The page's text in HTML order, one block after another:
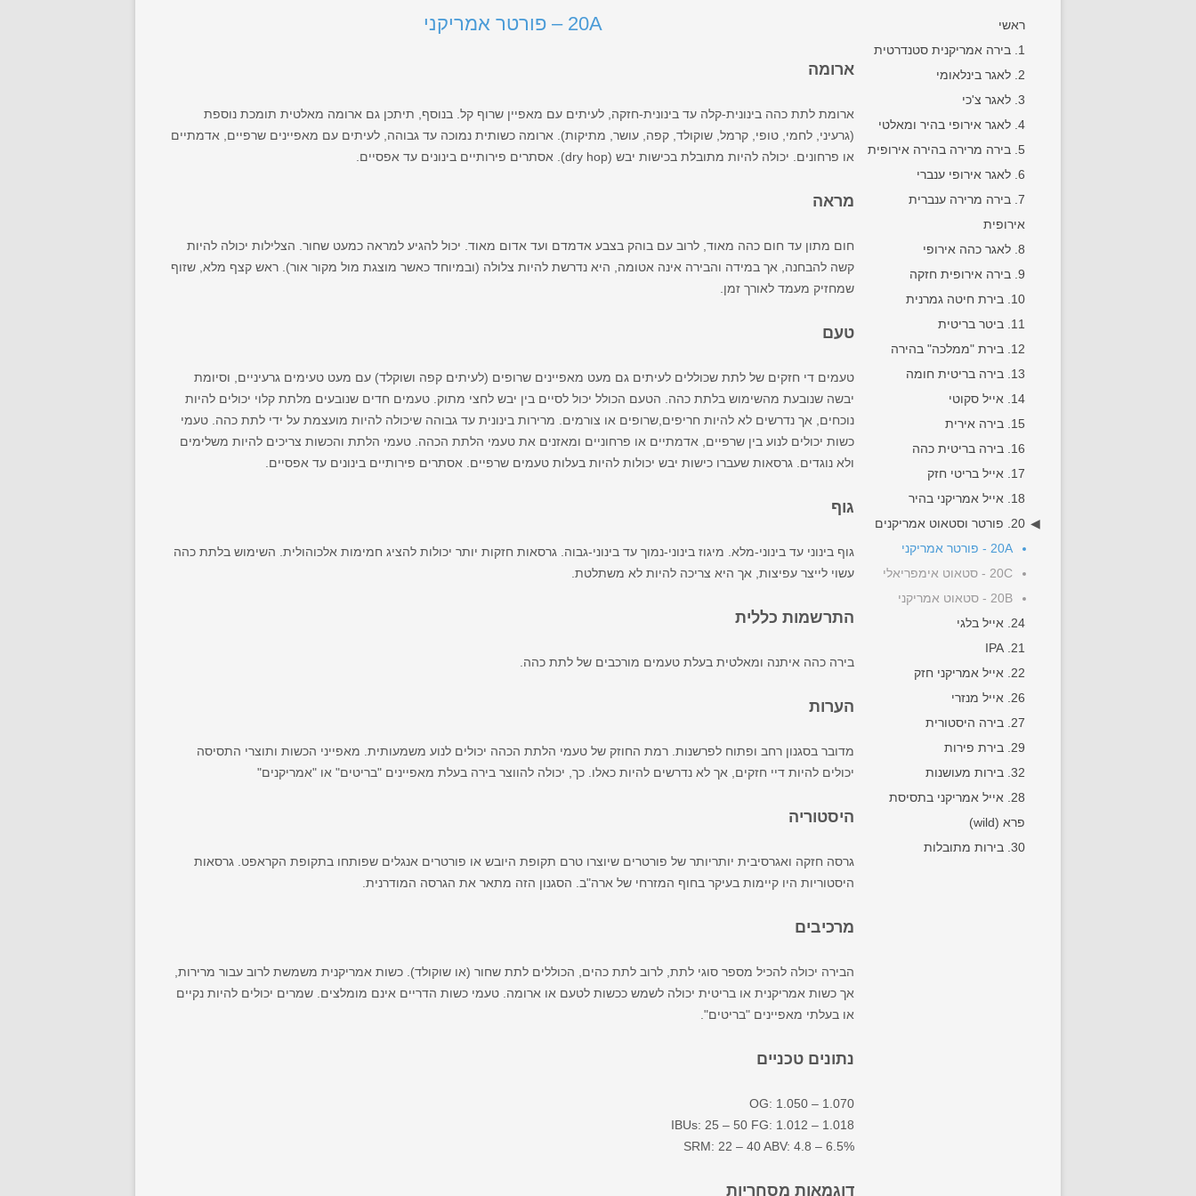
ראשי
1. בירה אמריקנית סטנדרטית
2. לאגר בינלאומי
3. לאגר צ'כי
4. לאגר אירופי בהיר ומאלטי
5. בירה מרירה בהירה אירופית
6. לאגר אירופי ענברי
7. בירה מרירה ענברית
אירופית
8. לאגר כהה אירופי
9. בירה אירופית חזקה
10. בירת חיטה גמרנית
11. ביטר בריטית
12. בירת "ממלכה" בהירה
13. בירה בריטית חומה
14. אייל סקוטי
15. בירה אירית
16. בירה בריטית כהה
17. אייל בריטי חזק
18. אייל אמריקני בהיר
20. פורטר וסטאוט אמריקנים
20A - פורטר אמריקני
20C - סטאוט אימפריאלי
20B - סטאוט אמריקני
24. אייל בלגי
21. IPA
22. אייל אמריקני חזק
26. אייל מנזרי
27. בירה היסטורית
29. בירת פירות
32. בירות מעושנות
28. אייל אמריקני בתסיסת
פרא (wild)
30. בירות מתובלות
20A – פורטר אמריקני
ארומה
ארומת לתת כהה בינונית-קלה עד בינונית-חזקה, לעיתים עם מאפיין שרוף קל. בנוסף, תיתכן גם ארומה מאלטית תומכת נוספת
(גרעיני, לחמי, טופי, קרמל, שוקולד, קפה, עושר, מתיקות). ארומה כשותית נמוכה עד גבוהה, לעיתים עם מאפיינים שרפיים, אדמתיים
או פרחונים. יכולה להיות מתובלת בכישות יבש (dry hop). אסתרים פירותיים בינונים עד אפסיים.
מראה
חום מתון עד חום כהה מאוד, לרוב עם בוהק בצבע אדמדם ועד אדום מאוד. יכול להגיע למראה כמעט שחור. הצלילות יכולה להיות
קשה להבחנה, אך במידה והבירה אינה אטומה, היא נדרשת להיות צלולה (ובמיוחד כאשר מוצגת מול מקור אור). ראש קצף מלא, שזוף
שמחזיק מעמד לאורך זמן.
טעם
טעמים די חזקים של לתת שכוללים לעיתים גם מעט מאפיינים שרופים (לעיתים קפה ושוקלד) עם מעט טעימים גרעיניים, וסיומת
יבשה שנובעת מהשימוש בלתת כהה. הטעם הכולל יכול לסיים בין יבש לחצי מתוק. טעמים חדים שנובעים מלתת קלוי יכולים להיות
נוכחים, אך נדרשים לא להיות חריפים,שרופים או צורמים. מרירות בינונית עד גבוהה שיכולה להיות מועצמת על ידי לתת כהה. טעמי
כשות יכולים לנוע בין שרפיים, אדמתיים או פרחוניים ומאזנים את טעמי הלתת הכהה. טעמי הלתת והכשות צריכים להיות משלימים
ולא נוגדים. גרסאות שעברו כישות יבש יכולות להיות בעלות טעמים שרפיים. אסתרים פירותיים בינונים עד אפסיים.
גוף
גוף בינוני עד בינוני-מלא. מיגוז בינוני-נמוך עד בינוני-גבוה. גרסאות חזקות יותר יכולות להציג חמימות אלכוהולית. השימוש בלתת כהה
עשוי לייצר עפיצות, אך היא צריכה להיות לא משתלטת.
התרשמות כללית
בירה כהה איתנה ומאלטית בעלת טעמים מורכבים של לתת כהה.
הערות
מדובר בסגנון רחב ופתוח לפרשנות. רמת החוזק של טעמי הלתת הכהה יכולים לנוע משמעותית. מאפייני הכשות ותוצרי התסיסה
יכולים להיות דיי חזקים, אך לא נדרשים להיות כאלו. כך, יכולה להווצר בירה בעלת מאפיינים "בריטים" או "אמריקנים"
היסטוריה
גרסה חזקה ואגרסיבית יותריותר של פורטרים שיוצרו טרם תקופת היובש או פורטרים אנגלים שפותחו בתקופת הקראפט. גרסאות
היסטוריות היו קיימות בעיקר בחוף המזרחי של ארה"ב. הסגנון הזה מתאר את הגרסה המודרנית.
מרכיבים
הבירה יכולה להכיל מספר סוגי לתת, לרוב לתת כהים, הכוללים לתת שחור (או שוקולד). כשות אמריקנית משמשת לרוב עבור מרירות,
אך כשות אמריקנית או בריטית יכולה לשמש ככשות לטעם או ארומה. טעמי כשות הדריים אינם מומלצים. שמרים יכולים להיות נקיים
או בעלתי מאפיינים "בריטים".
נתונים טכניים
OG: 1.050 – 1.070
IBUs: 25 – 50 FG: 1.012 – 1.018
SRM: 22 – 40 ABV: 4.8 – 6.5%
דוגמאות מסחריות